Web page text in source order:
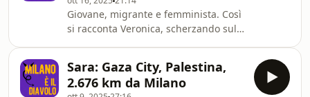
dove organizza corsi e aperitivi
creativi: si chiama Oda ed è un
contenitore di buonumore, proprio
come lei.***“Milano è il diavolo”,
vincitore del premio Il Pod 2024 come
miglior podcast
Giovane, migrante e femminista. Così
si racconta Veronica, scherzando sul
culturale di professione e proprietaria
di Sami Peruvian Coffee, un
Sara: Gaza City, Palestina,
2.676 km da Milano